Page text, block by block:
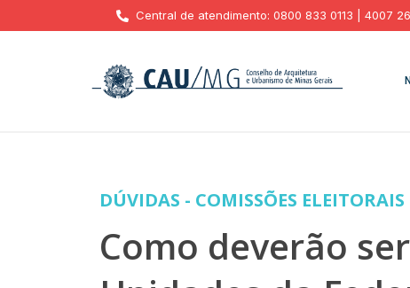
Central de atendimento: 0800 833 0113 | 4007
DÚVIDAS - COMISSÕES ELEITORAIS
Como deverão